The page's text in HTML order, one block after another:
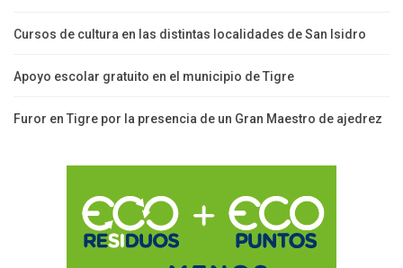
Cursos de cultura en las distintas localidades de San Isidro
Apoyo escolar gratuito en el municipio de Tigre
Furor en Tigre por la presencia de un Gran Maestro de ajedrez